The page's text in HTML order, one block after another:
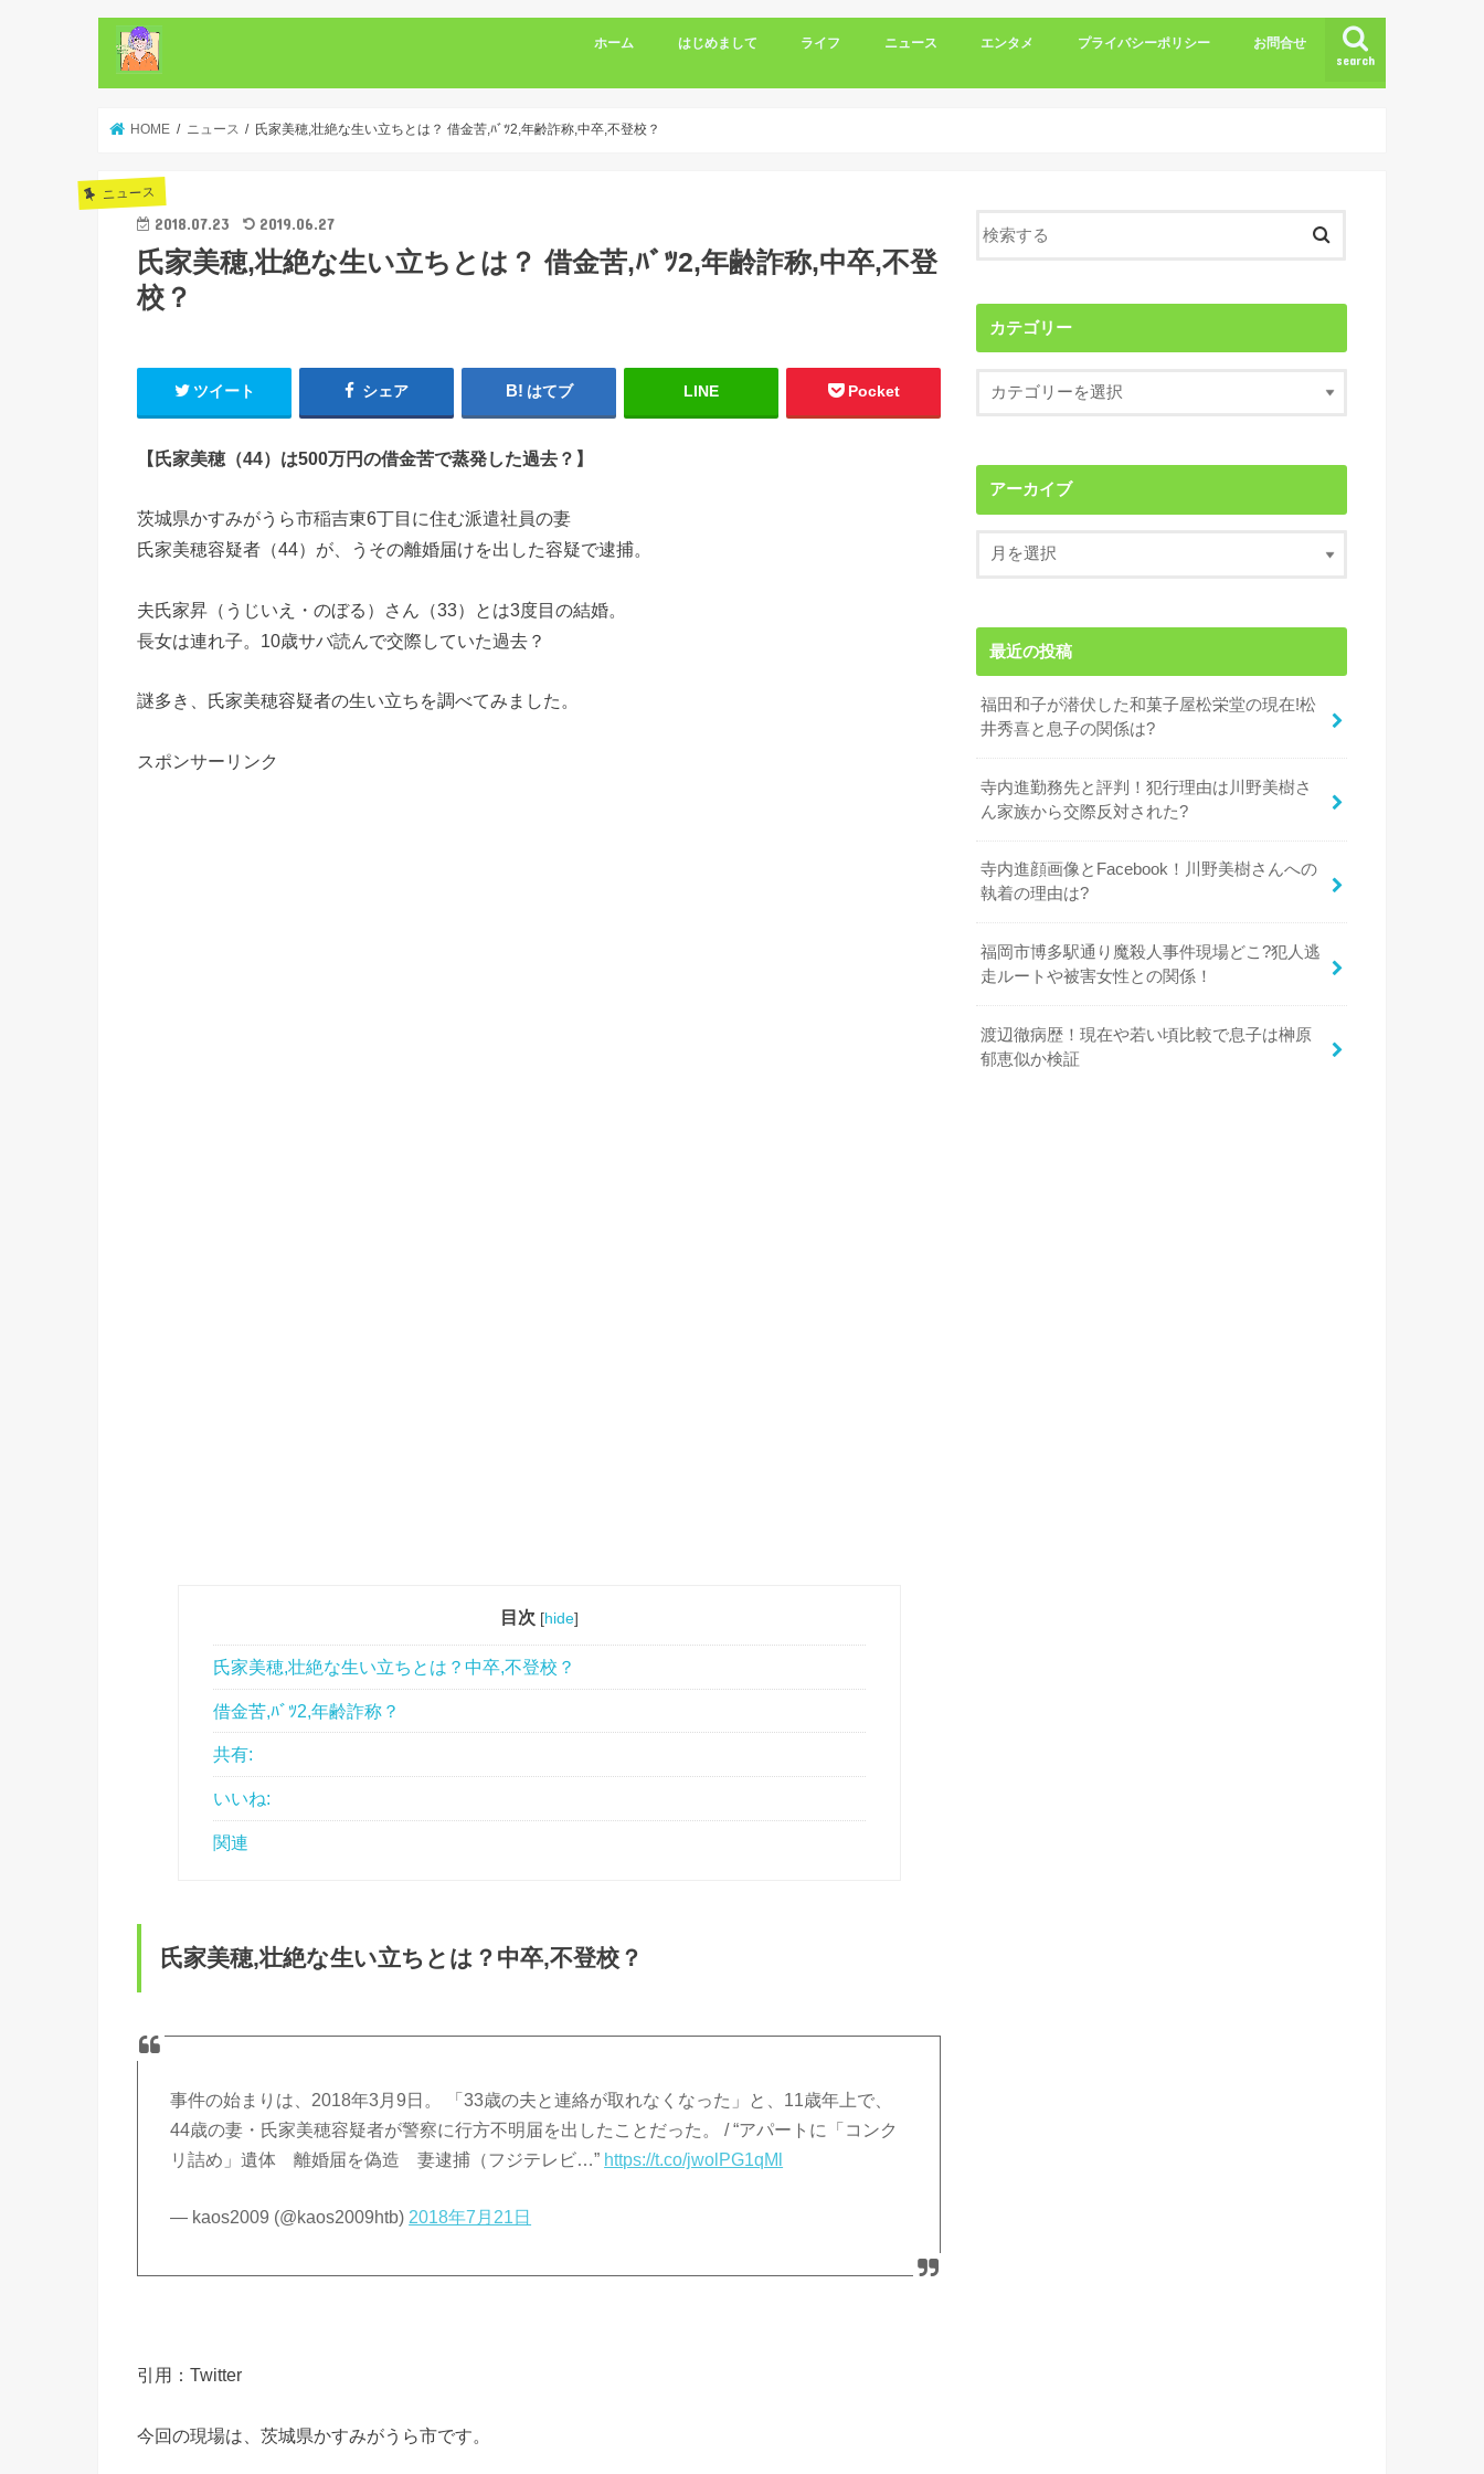
search
ホーム はじめまして ライフ ニュース エンタメ プライバシーポリシー お問合せ
HOME ニュース 氏家美穂,壮絶な生い立ちとは？ 借金苦,ﾊﾞﾂ2,年齢詐称,中卒,不登校？
ニュース
2018.07.23 2019.06.27
氏家美穂,壮絶な生い立ちとは？ 借金苦,ﾊﾞﾂ2,年齢詐称,中卒,不登
校？
ツイート シェア はてブ LINE Pocket
【氏家美穂（44）は500万円の借金苦で蒸発した過去？】
茨城県かすみがうら市稲吉東6丁目に住む派遣社員の妻
氏家美穂容疑者（44）が、うその離婚届けを出した容疑で逮捕。
夫氏家昇（うじいえ・のぼる）さん（33）とは3度目の結婚。
長女は連れ子。10歳サバ読んで交際していた過去？
謎多き、氏家美穂容疑者の生い立ちを調べてみました。
スポンサーリンク
目次 [hide]
氏家美穂,壮絶な生い立ちとは？中卒,不登校？
借金苦,ﾊﾞﾂ2,年齢詐称？
共有:
いいね:
関連
氏家美穂,壮絶な生い立ちとは？中卒,不登校？
事件の始まりは、2018年3月9日。 「33歳の夫と連絡が取れなくなった」と、11歳年上で、
44歳の妻・氏家美穂容疑者が警察に行方不明届を出したことだった。 / “アパートに「コンク
リ詰め」遺体 離婚届を偽造 妻逮捕（フジテレビ…” https://t.co/jwolPG1qMl
— kaos2009 (@kaos2009htb) 2018年7月21日
引用：Twitter
今回の現場は、茨城県かすみがうら市です。
カテゴリー
アーカイブ
最近の投稿
福田和子が潜伏した和菓子屋松栄堂の現在!松
井秀喜と息子の関係は?
寺内進勤務先と評判！犯行理由は川野美樹さ
ん家族から交際反対された?
寺内進顔画像とFacebook！川野美樹さんへの
執着の理由は?
福岡市博多駅通り魔殺人事件現場どこ?犯人逃
走ルートや被害女性との関係！
渡辺徹病歴！現在や若い頃比較で息子は榊原
郁恵似か検証